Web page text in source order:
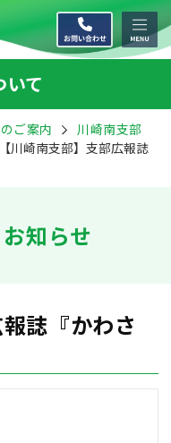
いて
ご案内
川崎南支部
【川崎南支部】支部広報誌
知らせ
誌『かわさ